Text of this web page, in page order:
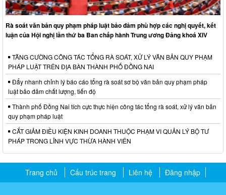
Rà soát văn bản quy phạm pháp luật bảo đảm phù hợp các nghị quyết, kết
luận của Hội nghị lần thứ ba Ban chấp hành Trung ương Đảng khoá XIV
TĂNG CƯỜNG CÔNG TÁC TỔNG RÀ SOÁT, XỬ LÝ VĂN BẢN QUY PHẠM
PHÁP LUẬT TRÊN ĐỊA BÀN THÀNH PHỐ ĐỒNG NAI
Đẩy nhanh chỉnh lý báo cáo tổng rà soát sơ bộ văn bản quy phạm pháp
luật bảo đảm chất lượng, tiến độ
Thành phố Đồng Nai tích cực thực hiện công tác tổng rà soát, xử lý văn bản
quy phạm pháp luật
CẮT GIẢM ĐIỀU KIỆN KINH DOANH THUỘC PHẠM VI QUẢN LÝ BỘ TƯ
PHÁP TRONG LĨNH VỰC THỪA HÀNH VIÊN
Trang chủ Cấu trúc trang Liên hệ Đăng nhập